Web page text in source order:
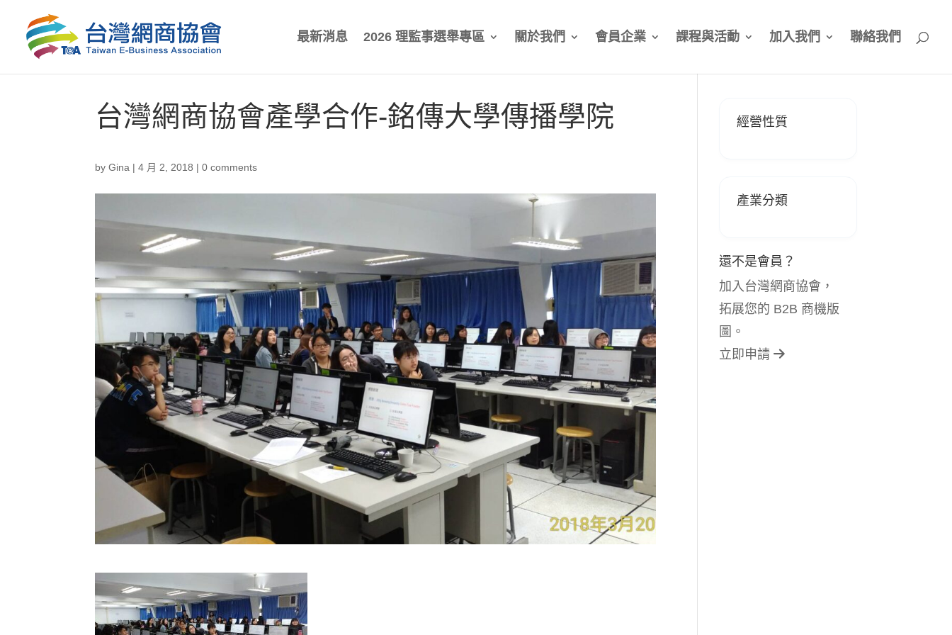
最新消息 2026 理監事選舉專區 關於我們 會員企業 課程與活動 加入我們 聯絡我們
台灣網商協會產學合作-銘傳大學傳播學院
byGina |4 月 2, 2018 |0 comments
經營性質
產業分類
還不是會員？
加入台灣網商協會，
拓展您的 B2B 商機版
圖。
立即申請